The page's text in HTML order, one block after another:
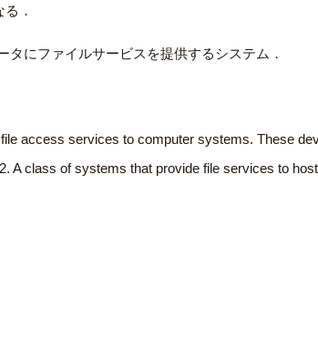
．
にファイルサービスを提供するシステム．
access services to computer systems. These
A class of systems that provide file services to